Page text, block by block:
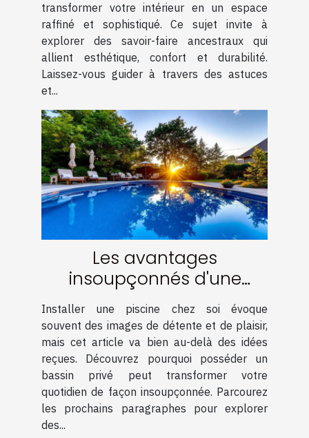
transformer votre intérieur en un espace
raffiné et sophistiqué. Ce sujet invite à
explorer des savoir-faire ancestraux qui
allient esthétique, confort et durabilité.
Laissez-vous guider à travers des astuces
et...
Les avantages
insoupçonnés d'une
piscine chez soi
Installer une piscine chez soi évoque
souvent des images de détente et de plaisir,
mais cet article va bien au-delà des idées
reçues. Découvrez pourquoi posséder un
bassin privé peut transformer votre
quotidien de façon insoupçonnée. Parcourez
les prochains paragraphes pour explorer
des...